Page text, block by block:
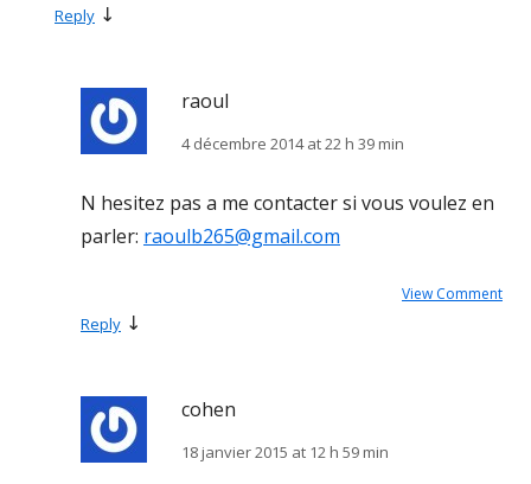
Reply ↓
raoul
4 décembre 2014 at 22 h 39 min
N hesitez pas a me contacter si vous voulez en
parler: raoulb265@gmail.com
View Comment
Reply ↓
cohen
18 janvier 2015 at 12 h 59 min